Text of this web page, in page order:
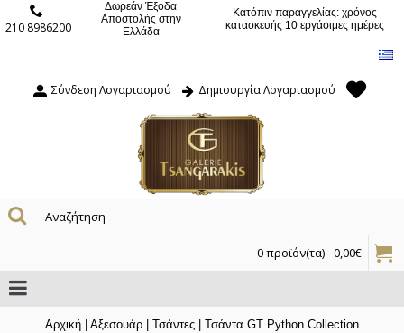
210 8986200
Δωρεάν Έξοδα
Αποστολής στην
Ελλάδα
Κατόπιν παραγγελίας: χρόνος
κατασκευής 10 εργάσιμες ημέρες
Σύνδεση Λογαριασμού Δημιουργία Λογαριασμού
0 προϊόν(τα) - 0,00€
Αρχική | Αξεσουάρ | Τσάντες | Τσάντα GT Python Collection